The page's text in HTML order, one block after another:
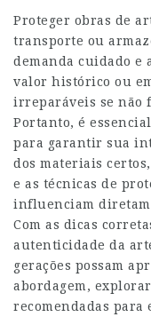
Proteger obras de
transporte ou
demanda cuidado e
valor histórico ou
irreparáveis se não
Portanto, é
para garantir sua
dos materiais
e as técnicas de
influenciam
Com as dicas
autenticidade da
gerações possam
abordagem,
recomendadas para